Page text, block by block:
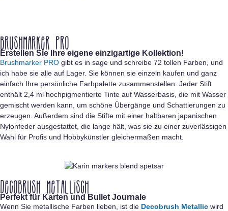
Brushmarker PRO
Erstellen Sie Ihre eigene einzigartige Kollektion!
Brushmarker PRO gibt es in sage und schreibe 72 tollen Farben, und
ich habe sie alle auf Lager. Sie können sie einzeln kaufen und ganz
einfach Ihre persönliche Farbpalette zusammenstellen. Jeder Stift
enthält 2,4 ml hochpigmentierte Tinte auf Wasserbasis, die mit Wasser
gemischt werden kann, um schöne Übergänge und Schattierungen zu
erzeugen. Außerdem sind die Stifte mit einer haltbaren japanischen
Nylonfeder ausgestattet, die lange hält, was sie zu einer zuverlässigen
Wahl für Profis und Hobbykünstler gleichermaßen macht.
Decobrush Metallisch
Perfekt für Karten und Bullet Journale
Wenn Sie metallische Farben lieben, ist die Decobrush Metallic wird